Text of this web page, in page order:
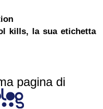
kills, la sua etichetta
pagina di